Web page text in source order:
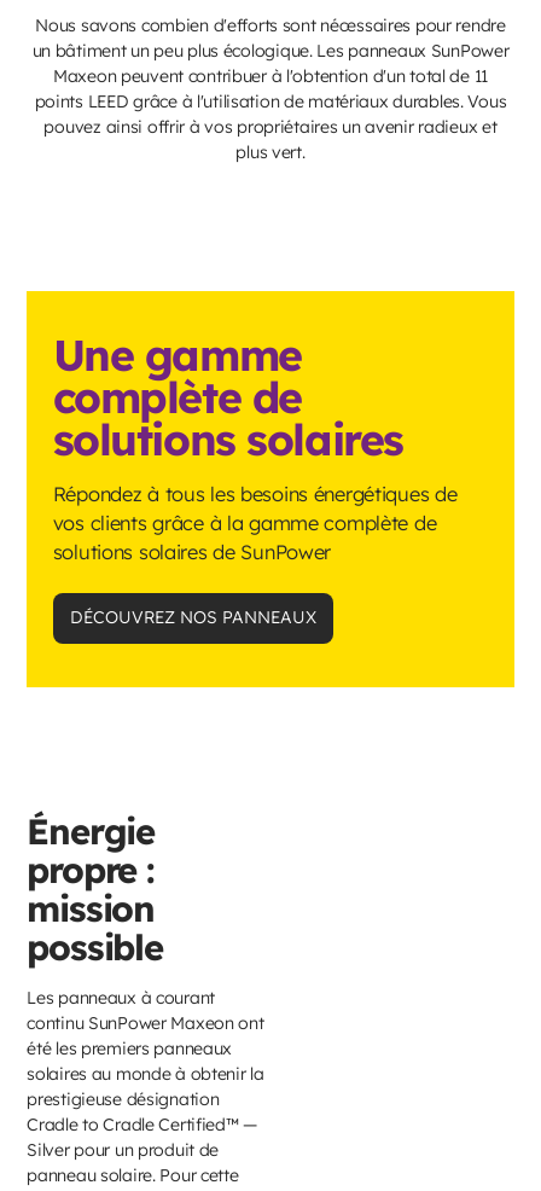
Nous savons combien d'efforts sont nécessaires pour rendre
un bâtiment un peu plus écologique. Les panneaux SunPower
Maxeon peuvent contribuer à l'obtention d'un total de 11
points LEED grâce à l'utilisation de matériaux durables. Vous
pouvez ainsi offrir à vos propriétaires un avenir radieux et
plus vert.
Une gamme
complète de
solutions solaires
Répondez à tous les besoins énergétiques de
vos clients grâce à la gamme complète de
solutions solaires de SunPower
DÉCOUVREZ NOS PANNEAUX
Énergie
propre :
mission
possible
Les panneaux à courant
continu SunPower Maxeon ont
été les premiers panneaux
solaires au monde à obtenir la
prestigieuse désignation
Cradle to Cradle Certified™ —
Silver pour un produit de
panneau solaire. Pour cette